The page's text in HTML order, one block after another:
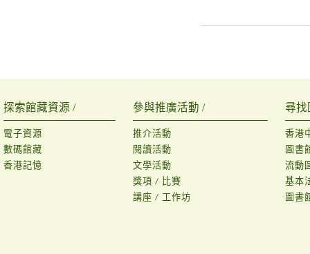
探索館藏資源 /
電子資源
數碼館藏
香港記憶
參與推廣活動 /
推介活動
閱讀活動
文學活動
獎項 / 比賽
講座 / 工作坊
尋找
香港
圖書
流動
基本
圖書